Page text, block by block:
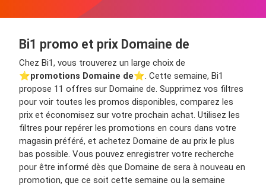
Bi1 promo et prix Domaine de
Chez Bi1, vous trouverez un large choix de
⭐️promotions Domaine de⭐️. Cette semaine, Bi1
propose 11 offres sur Domaine de. Supprimez vos filtres
pour voir toutes les promos disponibles, comparez les
prix et économisez sur votre prochain achat. Utilisez les
filtres pour repérer les promotions en cours dans votre
magasin préféré, et achetez Domaine de au prix le plus
bas possible. Vous pouvez enregistrer votre recherche
pour être informé dès que Domaine de sera à nouveau en
promotion, que ce soit cette semaine ou la semaine